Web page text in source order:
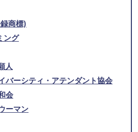
商標)
ング
人
バーシティ・アテンダント協会
会
ーマン